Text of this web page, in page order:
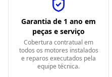
Garantia de 1 ano em
peças e serviço
Cobertura contratual em
todos os motores instalados
e reparos executados pela
equipe técnica.